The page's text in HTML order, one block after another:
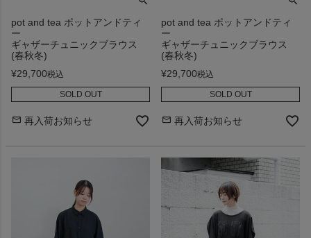
pot and tea ポットアンドティ
ー
ギャザーチュニックブラウス
(春秋冬)
¥29,700税込
SOLD OUT
再入荷お知らせ
pot and tea ポットアンドティ
ー
ギャザーチュニックブラウス
(春秋冬)
¥29,700税込
SOLD OUT
再入荷お知らせ